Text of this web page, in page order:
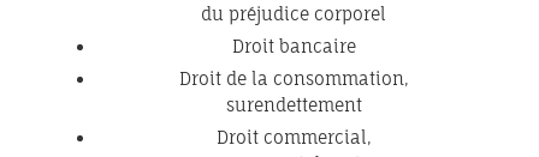
du préjudice corporel
Droit bancaire
Droit de la consommation,
surendettement
Droit commercial,